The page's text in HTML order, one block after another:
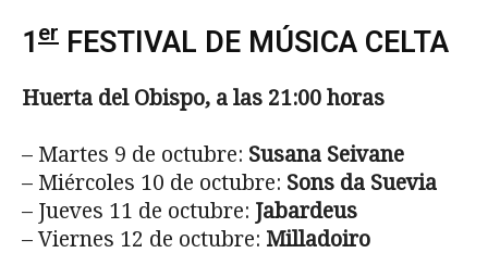
1 er FESTIVAL DE MÚSICA CELTA
Huerta del Obispo, a las 21:00 horas
– Martes 9 de octubre: Susana Seivane
– Miércoles 10 de octubre: Sons da Suevia
– Jueves 11 de octubre: Jabardeus
– Viernes 12 de octubre: Milladoiro